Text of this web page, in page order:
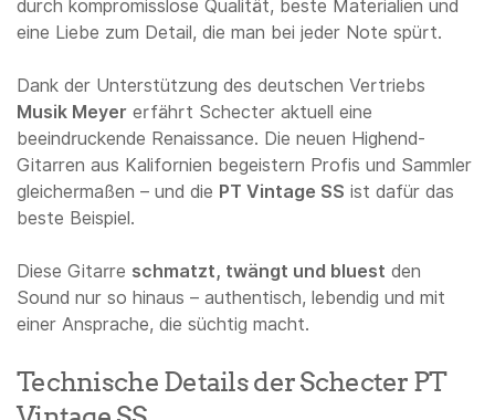
durch kompromisslose Qualität, beste Materialien und
eine Liebe zum Detail, die man bei jeder Note spürt.
Dank der Unterstützung des deutschen Vertriebs
Musik Meyer erfährt Schecter aktuell eine
beeindruckende Renaissance. Die neuen Highend-
Gitarren aus Kalifornien begeistern Profis und Sammler
gleichermaßen – und die PT Vintage SS ist dafür das
beste Beispiel.
Diese Gitarre schmatzt, twängt und bluest den
Sound nur so hinaus – authentisch, lebendig und mit
einer Ansprache, die süchtig macht.
Technische Details der Schecter PT